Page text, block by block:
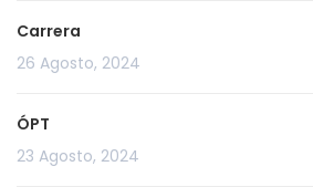
Carrera
26 Agosto, 2024
ÓPT
23 Agosto, 2024